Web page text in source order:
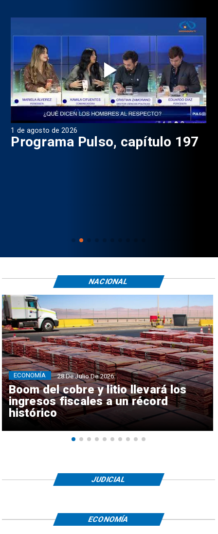
1 de agosto de 2026
Programa Pulso, capítulo 197
Boom del cobre y litio llevará los
ingresos fiscales a un récord
histórico
ECONOMÍA 28 De Julio De 2026
NACIONAL
JUDICIAL
ECONOMÍA